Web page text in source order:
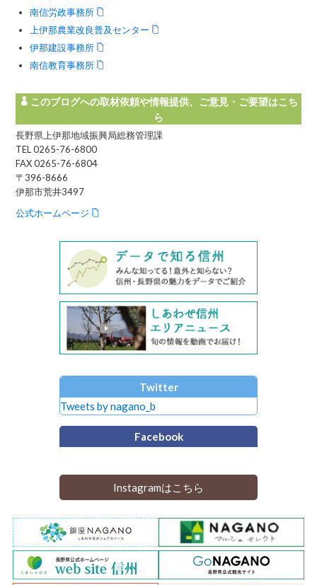
南信労政事務所
上伊那農業改良普及センター
伊那建設事務所
南信教育事務所
このブログへの取材依頼や情報提供、ご意見・ご要望はこち
ら
長野県上伊那地域振興局総務管理課
TEL 0265-76-6800
FAX 0265-76-6804
〒396-8666
伊那市荒井3497
公式ホームページ
Twitter
Tweets by nagano_b
Facebook
Instagramはこちら